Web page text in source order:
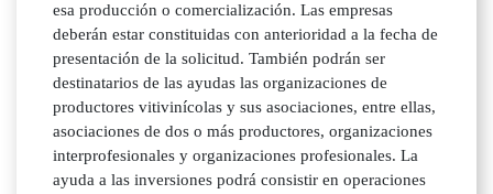
esa producción o comercialización. Las empresas
deberán estar constituidas con anterioridad a la fecha de
presentación de la solicitud. También podrán ser
destinatarios de las ayudas las organizaciones de
productores vitivinícolas y sus asociaciones, entre ellas,
asociaciones de dos o más productores, organizaciones
interprofesionales y organizaciones profesionales. La
ayuda a las inversiones podrá consistir en operaciones